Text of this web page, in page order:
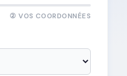
② VOS COORDONNÉES